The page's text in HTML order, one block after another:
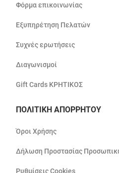
Φόρμα επικοινωνίας
Εξυπηρέτηση Πελατών
Συχνές ερωτήσεις
Διαγωνισμοί
Gift Cards ΚΡΗΤΙΚΟΣ
ΠΟΛΙΤΙΚΗ ΑΠΟΡΡΗΤΟΥ
Όροι Χρήσης
Δήλωση Προστασίας
Ρυθμίσεις Cookies